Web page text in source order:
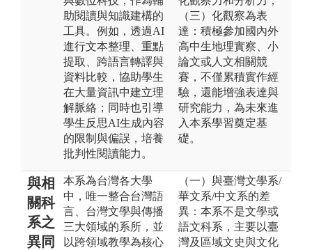
助閱讀與知識建構的
工具。例如，透過AI
進行文本整理、重點
提取、跨語言轉譯與
資料比較，協助學生
在大量資訊中建立理
解脈絡；同時也引導
學生反思AI生成內容
的限制與偏誤，培養
批判性閱讀能力。
（三）化觀察為表
達：積極參加國內外
高中生地理實察、小
論文或人文相關競
賽，不僅累積實作經
驗，還能增強表達與
研究能力，為未來進
入本系學習奠定基
礎。
與相
關科
系之
異同
本系為台灣各大學
中，唯一整合台灣語
言、台灣文學與傳播
三大領域的系所，並
以跨領域教學為核心
（一）與臺灣文學系/
華文系/中文系的差
異：本系不是文學或
語文科系，主要以臺
灣及區域文史與文化